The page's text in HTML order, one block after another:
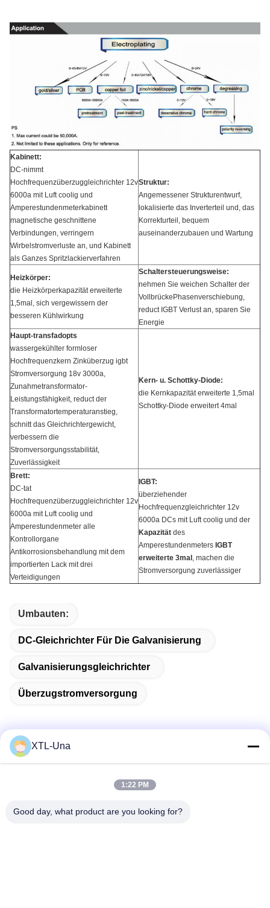
Kabinett:
DC-nimmt
Hochfrequenzüberzuggleichrichter 12v
6000a mit Luft coolig und
Amperestundenmeterkabinett
magnetische geschnittene
Verbindungen, verringern
Wirbelstromverluste an, und Kabinett
als Ganzes Spritzlackierverfahren
Struktur:
Angemessener Strukturentwurf,
lokalisierte das Inverterteil und, das
Korrekturteil, bequem
auseinanderzubauen und Wartung
Heizkörper:
die Heizkörperkapazität erweiterte
1,5mal, sich vergewissern der
besseren Kühlwirkung
Schaltersteuerungsweise:
nehmen Sie weichen Schalter der
VollbrückePhasenverschiebung,
reduct IGBT Verlust an, sparen Sie
Energie
Haupt-transfadopts
wassergekühlter formloser
Hochfrequenzkern Zinküberzug igbt
Stromversorgung 18v 3000a,
Zunahmetransformator-
Leistungsfähigkeit, reduct der
Transformatortemperaturanstieg,
schnitt das Gleichrichtergewicht,
verbessern die
Stromversorgungsstabilität,
Zuverlässigkeit
Kern- u. Schottky-Diode:
die Kernkapazität erweiterte 1,5mal
Schottky-Diode erweitert 4mal
Brett:
DC-tat
Hochfrequenzüberzuggleichrichter 12v
6000a mit Luft coolig und
Amperestundenmeter alle
Kontrollorgane
Antikorrosionsbehandlung mit dem
importierten Lack mit drei
Verteidigungen
IGBT:
überziehender
Hochfrequenzgleichrichter 12v
6000a DCs mit Luft coolig und der
Kapazität des
Amperestundenmeters IGBT
erweiterte 3mal , machen die
Stromversorgung zuverlässiger
Umbauten:
DC-Gleichrichter Für Die Galvanisierung
Galvanisierungsgleichrichter
Überzugstromversorgung
Nr. 327, Xingye-Straße, Industrie-Ostbereich, Xindu,
XTL-Una
1:22 PM
Good day, what product are you looking for?